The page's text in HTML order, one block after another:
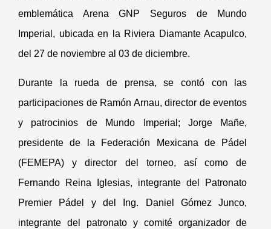
emblemática Arena GNP Seguros de Mundo
Imperial, ubicada en la Riviera Diamante Acapulco,
del 27 de noviembre al 03 de diciembre.
Durante la rueda de prensa, se contó con las
participaciones de Ramón Arnau, director de eventos
y patrocinios de Mundo Imperial; Jorge Mañe,
presidente de la Federación Mexicana de Pádel
(FEMEPA) y director del torneo, así como de
Fernando Reina Iglesias, integrante del Patronato
Premier Pádel y del Ing. Daniel Gómez Junco,
integrante del patronato y comité organizador de